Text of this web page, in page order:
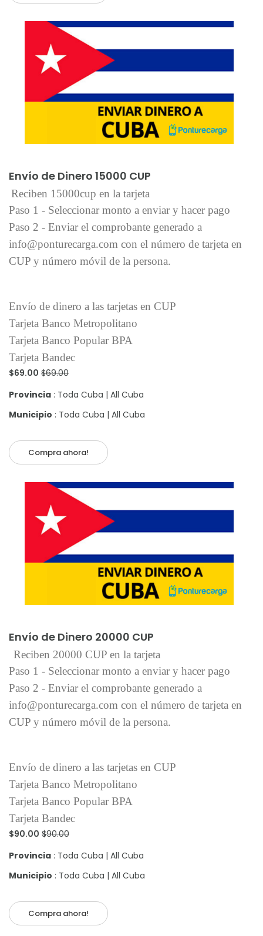
Envío de Dinero 15000 CUP
Reciben 15000cup en la tarjeta
Paso 1 - Seleccionar monto a enviar y hacer pago
Paso 2 - Enviar el comprobante generado a
info@ponturecarga.com con el número de tarjeta en
CUP y número móvil de la persona.
Envío de dinero a las tarjetas en CUP
Tarjeta Banco Metropolitano
Tarjeta Banco Popular BPA
Tarjeta Bandec
$69.00 $69.00
Provincia : Toda Cuba | All Cuba
Municipio : Toda Cuba | All Cuba
Compra ahora!
Envío de Dinero 20000 CUP
Reciben 20000 CUP en la tarjeta
Paso 1 - Seleccionar monto a enviar y hacer pago
Paso 2 - Enviar el comprobante generado a
info@ponturecarga.com con el número de tarjeta en
CUP y número móvil de la persona.
Envío de dinero a las tarjetas en CUP
Tarjeta Banco Metropolitano
Tarjeta Banco Popular BPA
Tarjeta Bandec
$90.00 $90.00
Provincia : Toda Cuba | All Cuba
Municipio : Toda Cuba | All Cuba
Compra ahora!